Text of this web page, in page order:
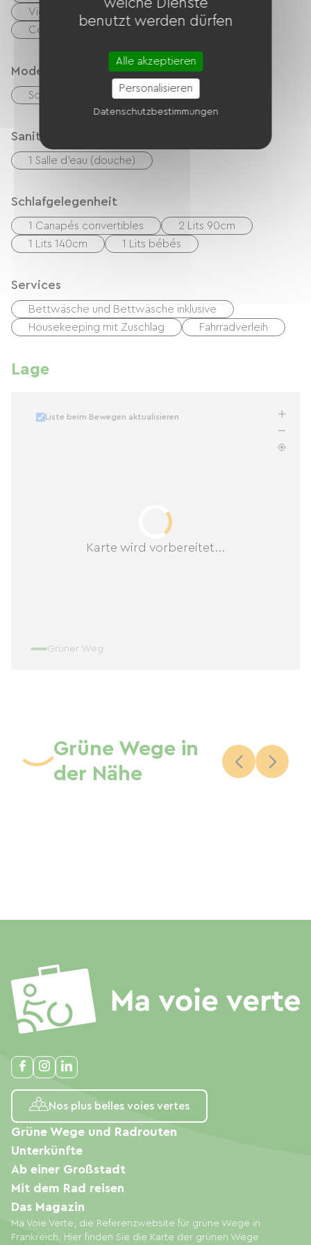
Vier
Spülmaschine
Congélateur
Modes de paiement
Schecks Bargeld Transfer
Sanitäranlagen
1 Salle d'eau (douche)
Schlafgelegenheit
1 Canapés convertibles
2 Lits 90cm
1 Lits 140cm
1 Lits bébés
Services
Bettwäsche und Bettwäsche inklusive
Housekeeping mit Zuschlag
Fahrradverleih
Lage
Karte wird vorbereitet...
Liste beim Bewegen aktualisieren
Grüner Weg
Grüne Wege in
der Nähe
Nos plus belles voies vertes
Ma Voie Verte, die Referenzwebsite für grüne Wege in
Frankreich. Hier finden Sie die Karte der grünen Wege
Grüne Wege und Radrouten
Unterkünfte
Ab einer Großstadt
Mit dem Rad reisen
Das Magazin
benutzt werden dürfen
Alle akzeptieren
Personalisieren
Datenschutzbestimmungen